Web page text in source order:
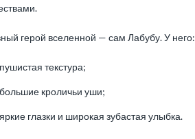
герой вселенной — сам Лабубу. У него:
пушистая текстура;
большие кроличьи уши;
яркие глазки и широкая зубастая улыбка.